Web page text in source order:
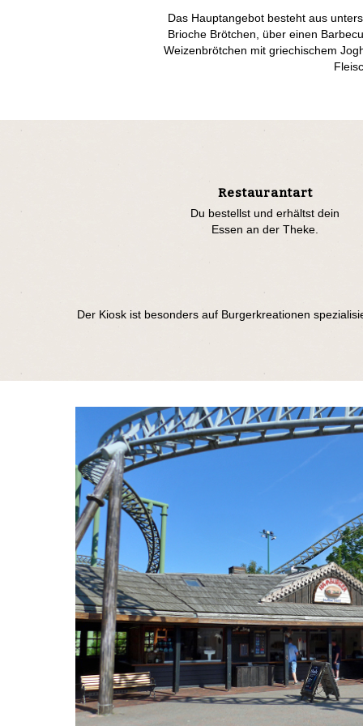
Das Hauptangebot besteht aus
Brioche Brötchen, über einen
Weizenbrötchen mit griechischem
Restaurantart
Du bestellst und erhältst dein
Essen an der Theke.
Der Kiosk ist besonders auf Burgerkreationen